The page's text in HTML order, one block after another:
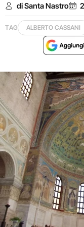
di Santa Nastro
TAG ALBERTO CASSANI